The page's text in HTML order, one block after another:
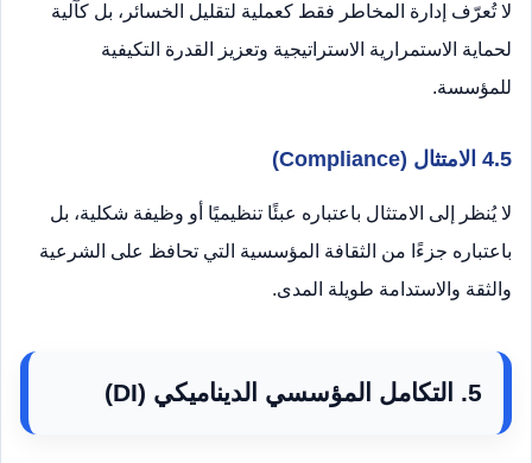
لا تُعرّف إدارة المخاطر فقط كعملية لتقليل الخسائر، بل كآلية
لحماية الاستمرارية الاستراتيجية وتعزيز القدرة التكيفية
للمؤسسة.
4.5 الامتثال (Compliance)
لا يُنظر إلى الامتثال باعتباره عبئًا تنظيميًا أو وظيفة شكلية، بل
باعتباره جزءًا من الثقافة المؤسسية التي تحافظ على الشرعية
والثقة والاستدامة طويلة المدى.
5. التكامل المؤسسي الديناميكي (DI)